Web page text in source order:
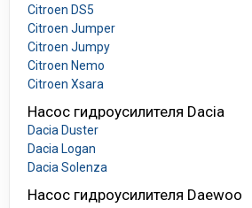
Citroen DS5
Citroen Jumper
Citroen Jumpy
Citroen Nemo
Citroen Xsara
Насос гидроусилителя Dacia
Dacia Duster
Dacia Logan
Dacia Solenza
Насос гидроусилителя Daewoo